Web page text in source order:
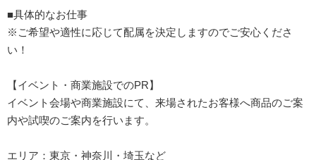
■具体的なお仕事
※ご希望や適性に応じて配属を決定しますのでご安心くださ
い！
【イベント・商業施設でのPR】
イベント会場や商業施設にて、来場されたお客様へ商品のご案
内や試喫のご案内を行います。
エリア：東京・神奈川・埼玉など